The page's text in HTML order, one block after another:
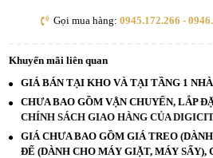
Gọi mua hàng: 0945.172.266 -
Khuyến mãi liên quan
GIÁ BÁN TẠI KHO VÀ TẠI TẦNG 1
CHƯA BAO GỒM VẬN CHUYỂN, LẮP
CHÍNH SÁCH GIAO HÀNG CỦA
GIÁ CHƯA BAO GỒM GIÁ TREO
ĐẾ (DÀNH CHO MÁY GIẶT, MÁY SẤY),